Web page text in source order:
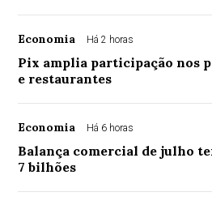
Economia Há 2 horas
Pix amplia participação nos
e restaurantes
Economia Há 6 horas
Balança comercial de julho
7 bilhões